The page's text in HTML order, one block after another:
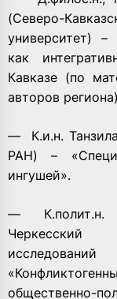
(Северо-
университет) –
как
Кавказе (по
авторов
—
К.и.н.
РАН) –
ингушей».
—
Черкесский